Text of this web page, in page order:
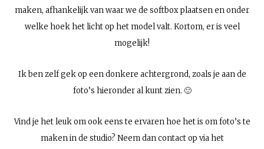
maken, afhankelijk van waar we de softbox plaatsen en onder
welke hoek het licht op het model valt. Kortom, er is veel
mogelijk!
Ik ben zelf gek op een donkere achtergrond, zoals je aan de
foto’s hieronder al kunt zien. 🙂
Vind je het leuk om ook eens te ervaren hoe het is om foto’s te
maken in de studio? Neem dan contact op via het